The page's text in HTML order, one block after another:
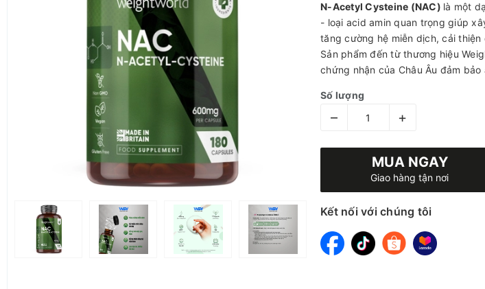
N-Acetyl Cysteine (NAC) là một
- loại acid amin quan trọng giúp
tăng cường hệ miễn dịch, cải
Sản phẩm đến từ thương hiệu
chứng nhận của Châu Âu đảm
Số lượng
– +
MUA NGAY
Giao hàng tận nơi
Kết nối với chúng tôi